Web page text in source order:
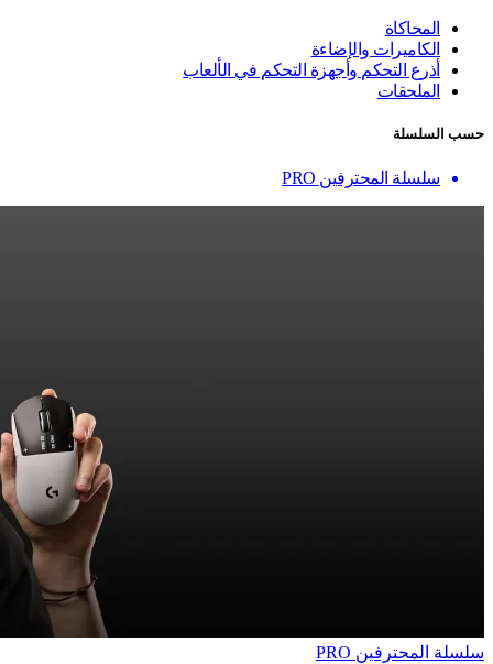
المحاكاة
الكاميرات والإضاءة
أذرع التحكم وأجهزة التحكم في الألعاب
الملحقات
حسب السلسلة
سلسلة المحترفين PRO
سلسلة المحترفين PRO